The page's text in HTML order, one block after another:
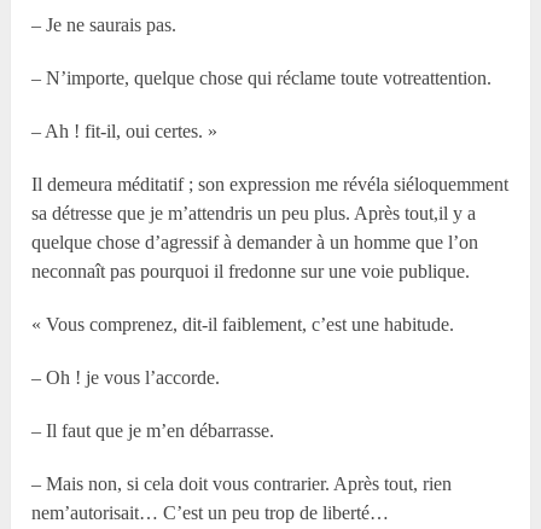
– Je ne saurais pas.
– N’importe, quelque chose qui réclame toute votreattention.
– Ah ! fit-il, oui certes. »
Il demeura méditatif ; son expression me révéla siéloquemment
sa détresse que je m’attendris un peu plus. Après tout,il y a
quelque chose d’agressif à demander à un homme que l’on
neconnaît pas pourquoi il fredonne sur une voie publique.
« Vous comprenez, dit-il faiblement, c’est une habitude.
– Oh ! je vous l’accorde.
– Il faut que je m’en débarrasse.
– Mais non, si cela doit vous contrarier. Après tout, rien
nem’autorisait… C’est un peu trop de liberté…